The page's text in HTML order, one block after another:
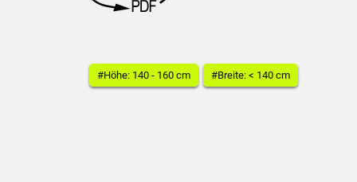
#Höhe: 140 - 160 cm #Breite: < 140 cm